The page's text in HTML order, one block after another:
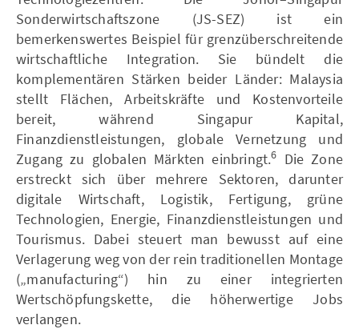
Sonderwirtschaftszone (JS-SEZ) ist ein
bemerkenswertes Beispiel für grenzüberschreitende
wirtschaftliche Integration. Sie bündelt die
komplementären Stärken beider Länder: Malaysia
stellt Flächen, Arbeitskräfte und Kostenvorteile
bereit, während Singapur Kapital,
Finanzdienstleistungen, globale Vernetzung und
Zugang zu globalen Märkten einbringt.6
Die Zone
erstreckt sich über mehrere Sektoren, darunter
digitale Wirtschaft, Logistik, Fertigung, grüne
Technologien, Energie, Finanzdienstleistungen und
Tourismus. Dabei steuert man bewusst auf eine
Verlagerung weg von der rein traditionellen Montage
(„manufacturing“) hin zu einer integrierten
Wertschöpfungskette, die höherwertige Jobs
verlangen.